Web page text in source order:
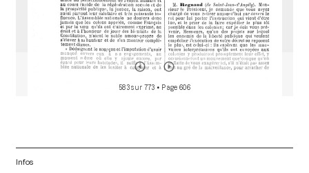
583 sur 773 • Page 606
Infos